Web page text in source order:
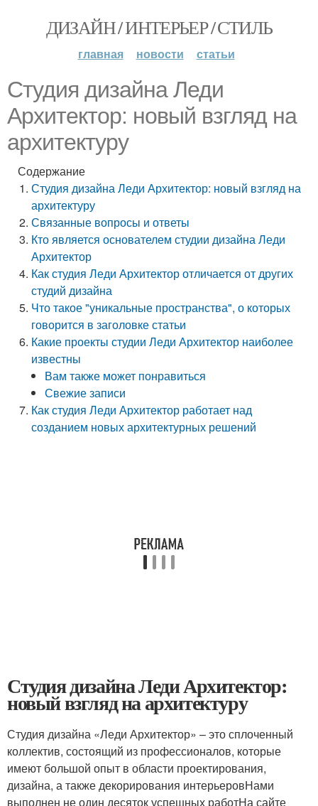
ДИЗАЙН / ИНТЕРЬЕР / СТИЛЬ
главная новости статьи
Студия дизайна Леди
Архитектор: новый взгляд на
архитектуру
Содержание
Студия дизайна Леди Архитектор: новый взгляд на
архитектуру
Связанные вопросы и ответы
Кто является основателем студии дизайна Леди
Архитектор
Как студия Леди Архитектор отличается от других
студий дизайна
Что такое "уникальные пространства", о которых
говорится в заголовке статьи
Какие проекты студии Леди Архитектор наиболее
известны
Вам также может понравиться
Свежие записи
Как студия Леди Архитектор работает над
созданием новых архитектурных решений
Студия дизайна Леди Архитектор:
новый взгляд на архитектуру
Студия дизайна «Леди Архитектор» – это сплоченный
коллектив, состоящий из профессионалов, которые
имеют большой опыт в области проектирования,
дизайна, а также декорирования интерьеровНами
выполнен не один десяток успешных работНа сайте